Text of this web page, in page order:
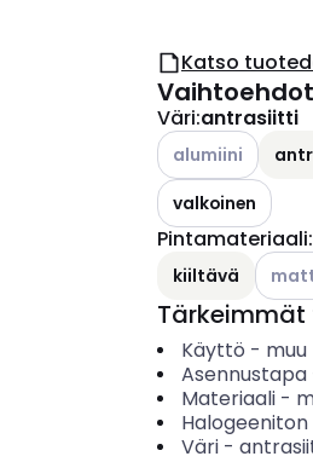
Katso
Vaihtoehdot
Väri:antrasiitti
Katso
alumiini
valkoinen
Pintamateriaali:
kiiltävä Katso
Käyttö - muu
Asennustapa
Materiaali-
Halogeeniton
Väri-